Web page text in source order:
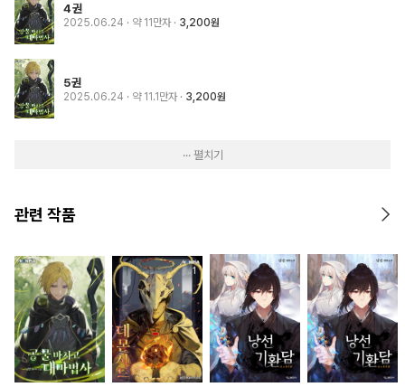
4권
2025.06.24 · 약 11만자 3,200원
5권
2025.06.24 · 약 11.1만자 3,200원
··· 펼치기
관련 작품